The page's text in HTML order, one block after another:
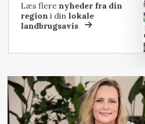
Læs flere nyheder fra din
region i dinlokale
landbrugsavis